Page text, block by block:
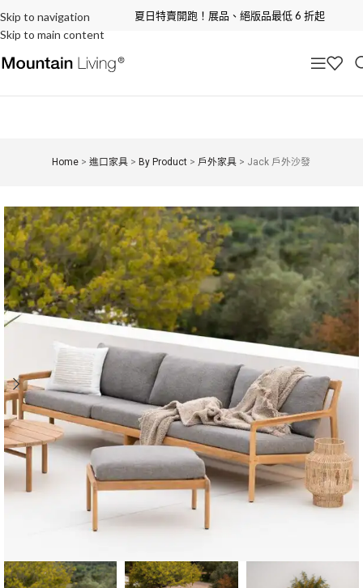
Skip to navigation
Skip to main content
夏日特賣開跑！展品、絕版品最低 6 折起
Home >進口家具 > By Product > 戶外家具 > Jack 戶外沙發